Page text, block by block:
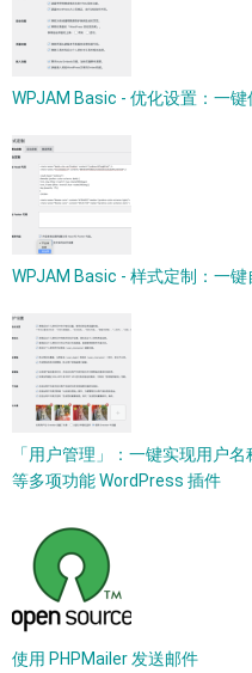
WPJAM Basic - 优化设置：一
WPJAM Basic - 样式定制：一
「用户管理」：一键实现用户
等多项功能 WordPress 插件
使用 PHPMailer 发送邮件